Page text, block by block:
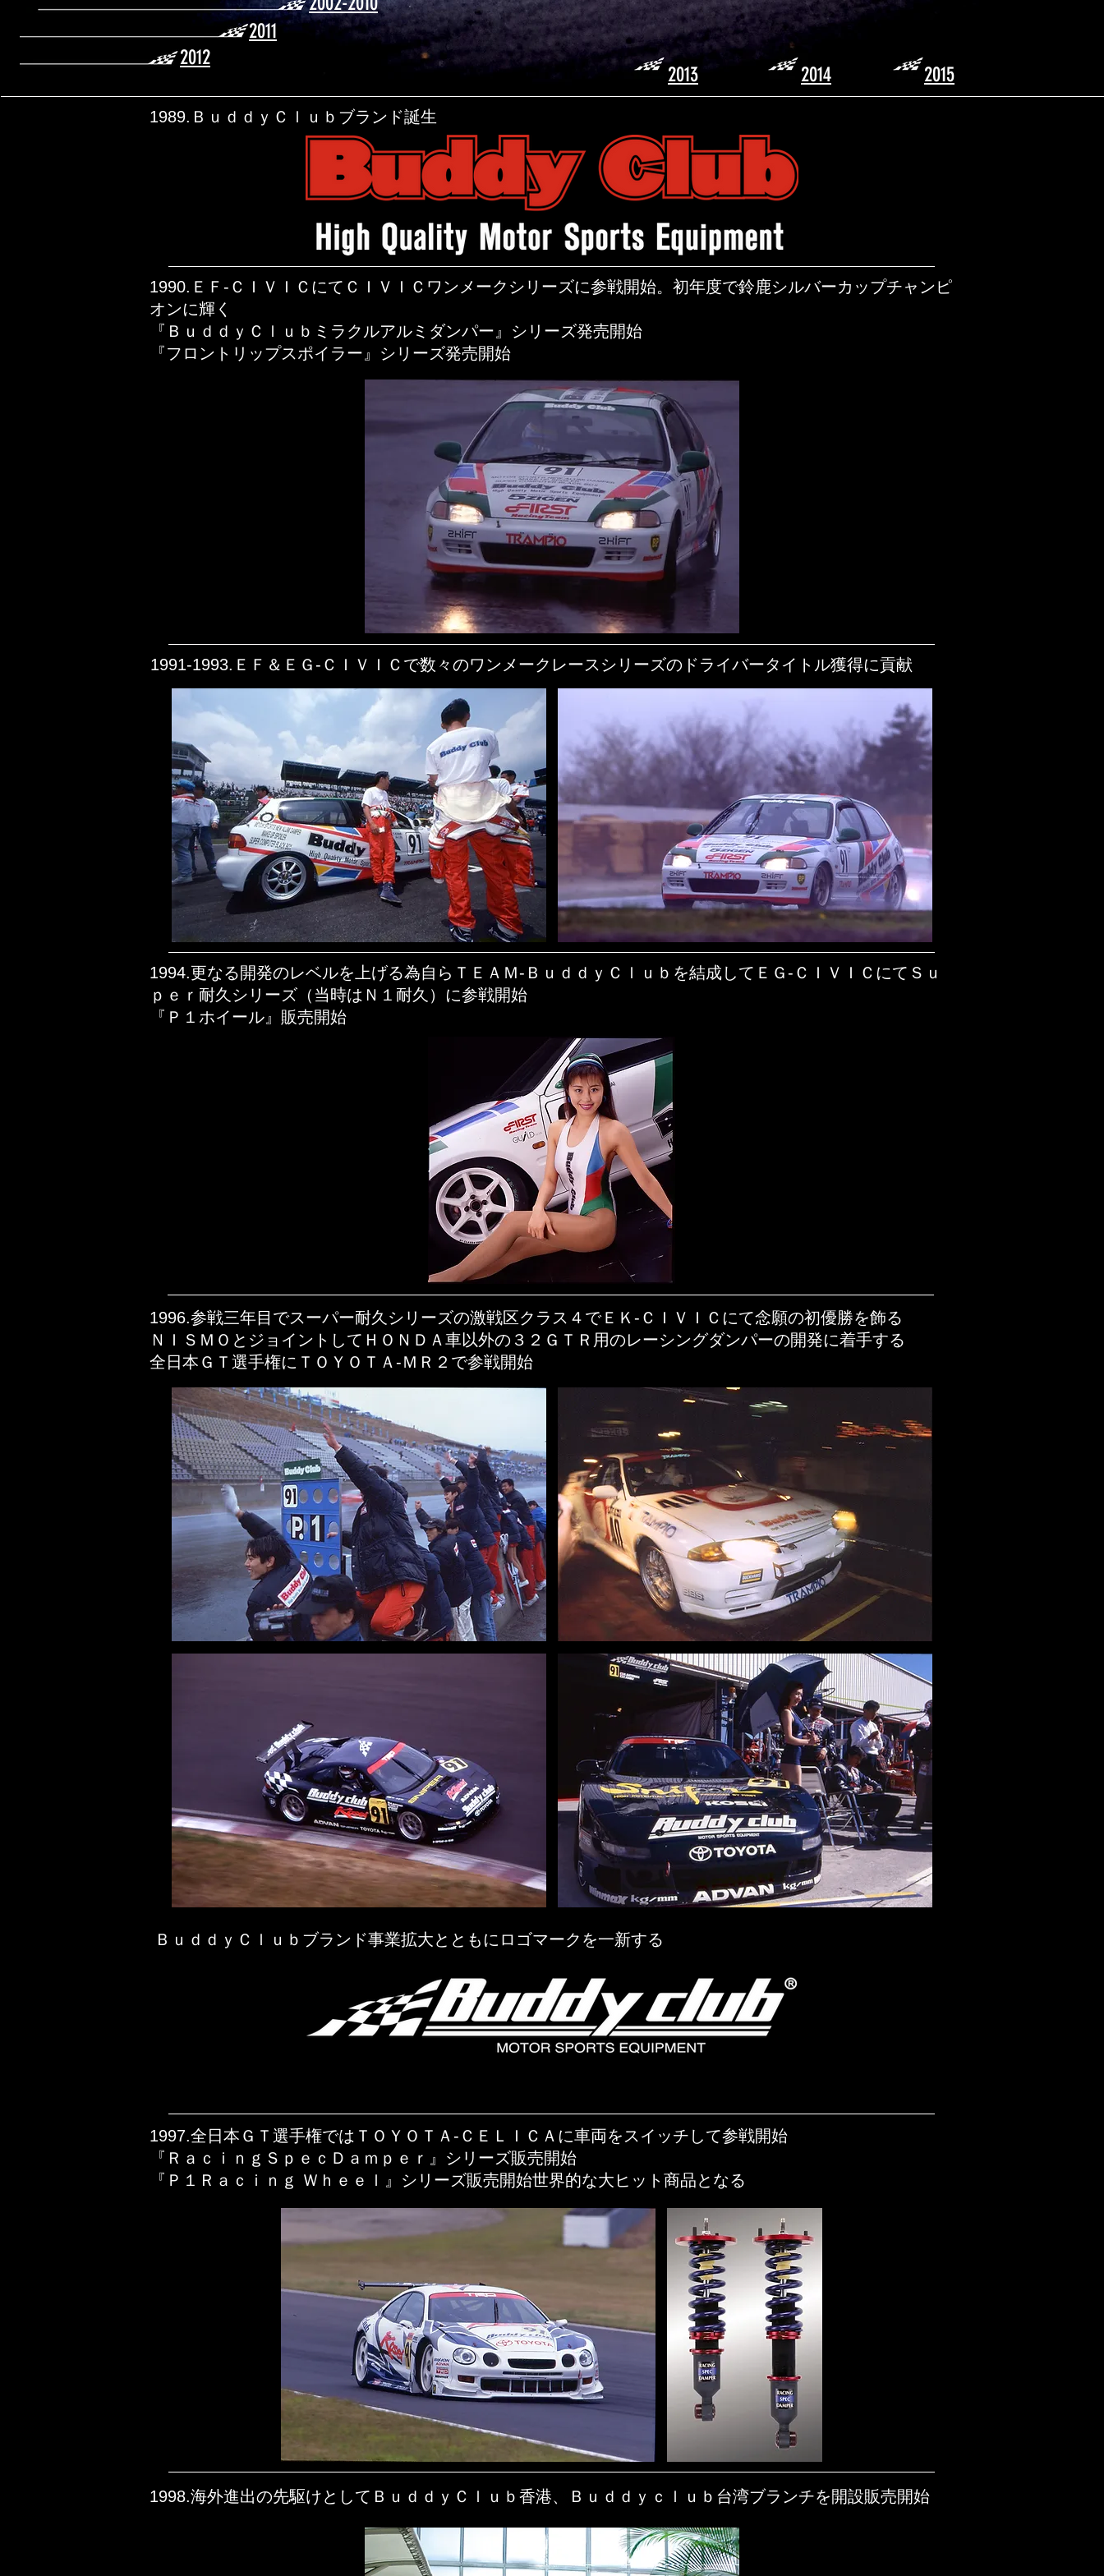
2011
2012
2013 2014 2015
1989.ＢｕｄｄｙＣｌｕｂブランド誕生
1990.ＥＦ-ＣＩＶＩＣにてＣＩＶＩＣワンメークシリーズに参戦開始。 初年度で鈴鹿シルバーカップチャンピ
オンに輝く
『ＢｕｄｄｙＣｌｕｂミラクルアルミダンパー』シリーズ発売開始
『フロントリップスポイラー』シリーズ発売開始
1991-1993.ＥＦ＆ＥＧ-ＣＩＶＩＣで数々のワンメークレースシリーズのドライバータイトル獲得に貢献
1997.全日本ＧＴ選手権ではＴＯＹＯＴＡ-ＣＥＬＩＣＡに車両をスイッチして参戦開始
『ＲａｃｉｎｇＳｐｅｃＤａｍｐｅｒ』シリーズ販売開始
『Ｐ１Ｒａｃｉｎｇ Ｗｈｅｅｌ』シリーズ販売開始世界的な大ヒット商品となる
1998.海外進出の先駆けとしてＢｕｄｄｙＣｌｕｂ香港、Ｂｕｄｄｙｃｌｕｂ台湾ブランチを開設販売開始
1994.更なる開発のレベルを上げる為自らＴＥＡＭ-ＢｕｄｄｙＣｌｕｂを結成してＥＧ-ＣＩＶＩＣにてＳｕ
ｐｅｒ耐久シリーズ（当時はＮ１耐久）に参戦開始
『Ｐ１ホイール』販売開始
1996.参戦三年目でスーパー耐久シリーズの激戦区クラス４でＥＫ-ＣＩＶＩＣにて念願の初優勝を飾る
ＮＩＳＭＯとジョイントしてＨＯＮＤＡ車以外の３２ＧＴＲ用のレーシングダンパーの開発に着手する
全日本ＧＴ選手権にＴＯＹＯＴＡ-ＭＲ２で参戦開始
ＢｕｄｄｙＣｌｕｂブランド事業拡大とともにロゴマークを一新する